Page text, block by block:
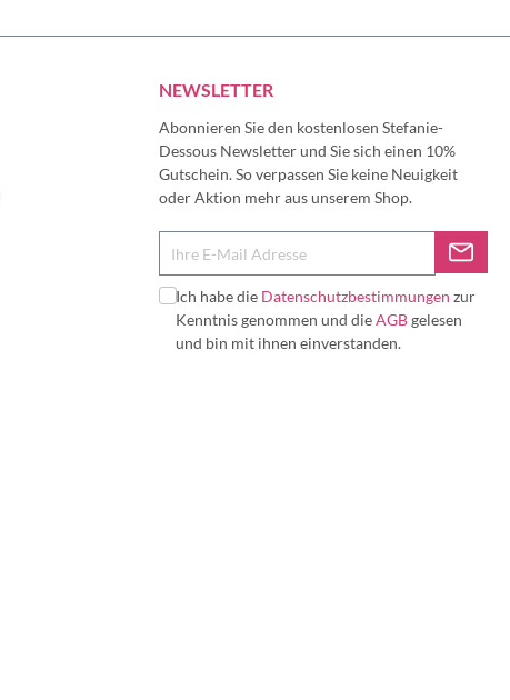
NEWSLETTER
Abonnieren Sie den kostenlosen Stefanie-
Dessous Newsletter und Sie sich einen 10%
Gutschein. So verpassen Sie keine Neuigkeit
oder Aktion mehr aus unserem Shop.
Ich habe die Datenschutzbestimmungen zur
Kenntnis genommen und dieAGBgelesen
und bin mit ihnen einverstanden.